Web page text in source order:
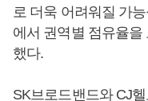
로 더욱 어려워질 가
에서 권역별 점유율
했다.
SK브로드밴드와 CJ